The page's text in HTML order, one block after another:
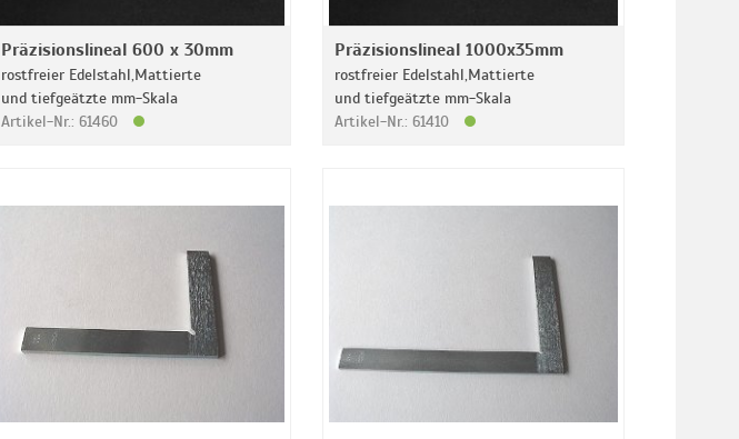
Präzisionslineal 600 x 30mm
rostfreier Edelstahl,Mattierte
und tiefgeätzte mm-Skala
Artikel-Nr.: 61460
Präzisionslineal 1000x35mm
rostfreier Edelstahl,Mattierte
und tiefgeätzte mm-Skala
Artikel-Nr.: 61410